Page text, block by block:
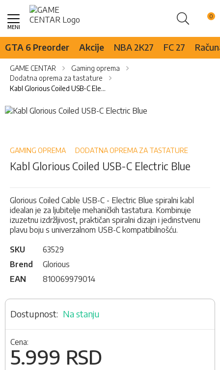
Pretraži
Skip
Content
GTA 6 Preorder Akcije NBA 2K27 FC 27
GAME CENTAR
Gaming oprema
Dodatna oprema za tastature
Kabl Glorious Coiled USB-C Electric Blue
Skip
of
images
beginning
the
gallery
GAMING OPREMA DODATNA OPREMA ZA TASTATURE
Kabl Glorious Coiled USB-C Electric Blue
Glorious Coiled Cable USB-C - Electric Blue spiralni kabl
idealan je za ljubitelje mehaničkih tastatura. Kombinuje
izuzetnu izdržljivost, praktičan spiralni dizajn i jedinstvenu
plavu boju s univerzalnom USB-C kompatibilnošću.
SKU
63529
Brend
Glorious
EAN
810069979014
Na stanju
Cena:
5.999 RSD